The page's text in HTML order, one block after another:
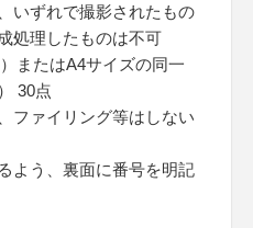
いずれで撮影されたもの
処理したものは不可
またはA4サイズの同一
30点
ファイリング等はしない
よう、裏面に番号を明記